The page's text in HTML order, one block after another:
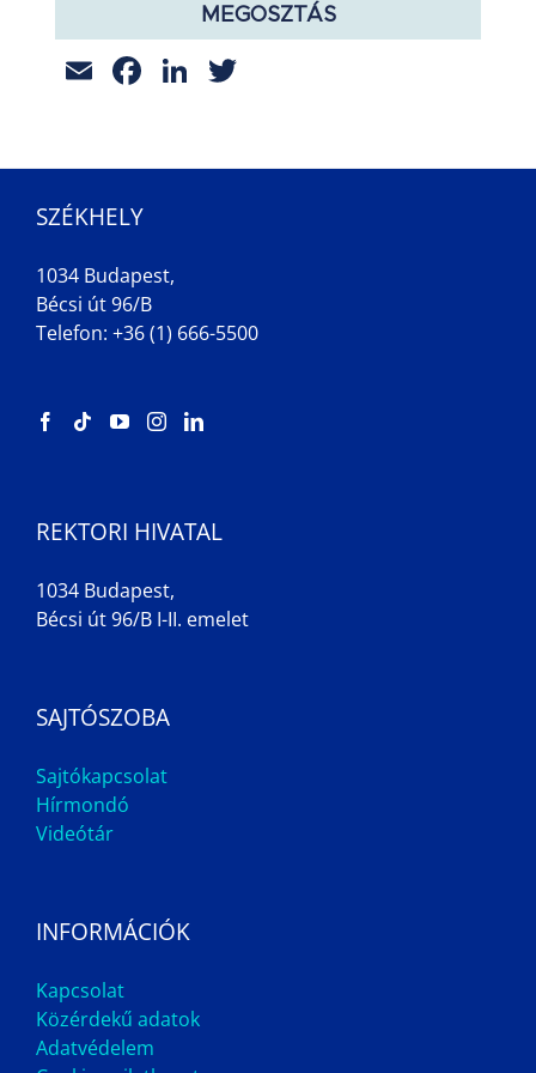
MEGOSZTÁS
EmailFacebook
LinkedIn
SZÉKHELY
1034 Budapest,
Bécsi út 96/B
Telefon: +36 (1) 666-5500
REKTORI HIVATAL
1034 Budapest,
Bécsi út 96/B I-II. emelet
SAJTÓSZOBA
Sajtókapcsolat
Hírmondó
Videótár
INFORMÁCIÓK
Kapcsolat
Közérdekű adatok
Adatvédelem